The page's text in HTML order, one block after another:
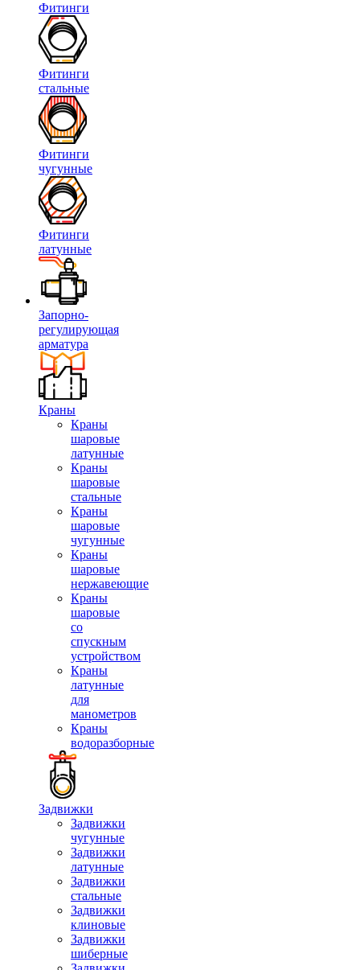
Фитинги
Фитинги
стальные
Фитинги
чугунные
Фитинги
латунные
Запорно-
регулирующая
арматура
Краны
Краны
шаровые
латунные
Краны
шаровые
стальные
Краны
шаровые
чугунные
Краны
шаровые
нержавеющие
Краны
шаровые
со
спускным
устройством
Краны
латунные
для
манометров
Краны
водоразборные
Задвижки
Задвижки
чугунные
Задвижки
латунные
Задвижки
стальные
Задвижки
клиновые
Задвижки
шиберные